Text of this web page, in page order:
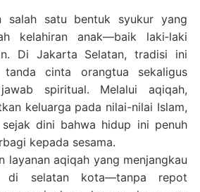
salah satu bentuk syukur yang
kelahiran anak—baik laki‑laki
Di Jakarta Selatan, tradisi ini
tanda cinta orangtua sekaligus
spiritual. Melalui aqiqah,
keluarga pada nilai-nilai Islam,
sejak dini bahwa hidup ini penuh
kepada sesama.
layanan aqiqah yang menjangkau
di selatan kota—tanpa repot